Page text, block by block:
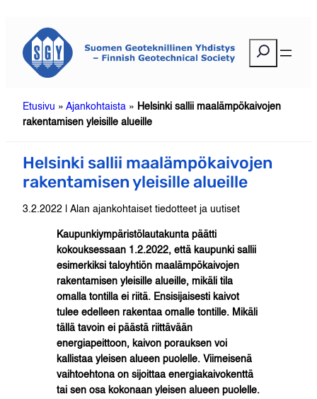
sisältöön
Etusivu » Ajankohtaista » Helsinki sallii maalämpökaivojen
rakentamisen yleisille alueille
Helsinki sallii maalämpökaivojen
rakentamisen yleisille alueille
3.2.2022 | Alan ajankohtaiset tiedotteet ja uutiset
Kaupunkiympäristölautakunta päätti
kokouksessaan 1.2.2022, että kaupunki sallii
esimerkiksi taloyhtiön maalämpökaivojen
rakentamisen yleisille alueille, mikäli tila
omalla tontilla ei riitä. Ensisijaisesti kaivot
tulee edelleen rakentaa omalle tontille. Mikäli
tällä tavoin ei päästä riittävään
energiapeittoon, kaivon porauksen voi
kallistaa yleisen alueen puolelle. Viimeisenä
vaihtoehtona on sijoittaa energiakaivokenttä
tai sen osa kokonaan yleisen alueen puolelle.